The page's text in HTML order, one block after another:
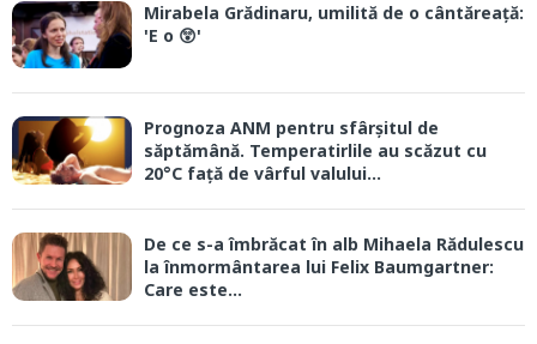
Mirabela Grădinaru, umilită de o cântăreață:
'E o 😲'
Prognoza ANM pentru sfârșitul de
săptămână. Temperatirlile au scăzut cu
20°C față de vârful valului...
De ce s-a îmbrăcat în alb Mihaela Rădulescu
la înmormântarea lui Felix Baumgartner:
Care este...